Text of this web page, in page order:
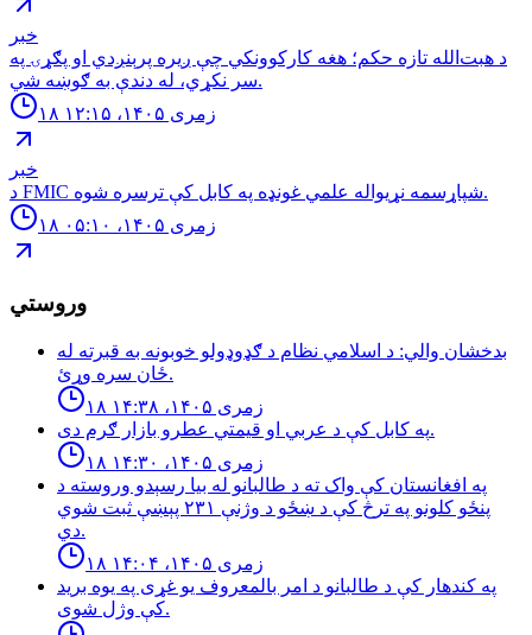
خبر
د هبت‌الله تازه حکم؛ هغه کارکوونکي چې ږیره پرېنږدي او پګړۍ په
سر نکړي، له دندې به ګوښه شي.
۱۸ زمری ۱۴۰۵، ۱۲:۱۵
خبر
د FMIC شپاړسمه نړیواله علمي غونډه په کابل کې ترسره شوه.
۱۸ زمری ۱۴۰۵، ۰۵:۱۰
وروستي
بدخشان والي: د اسلامي نظام د ګډوډولو خوبونه به قبرته له
ځان سره وړئ.
۱۸ زمری ۱۴۰۵، ۱۴:۳۸
په كابل كې د عربي او قيمتي عطرو بازار ګرم دى.
۱۸ زمری ۱۴۰۵، ۱۴:۳۰
په افغانستان کې واک ته د طالبانو له بیا رسېدو وروسته د
پنځو کلونو په ترڅ کې د ښځو د وژنې ۲۳۱ پېښې ثبت شوي
دي.
۱۸ زمری ۱۴۰۵، ۱۴:۰۴
په کندهار کې د طالبانو د امر بالمعروف یو غړی په یوه برید
کې وژل شوی.